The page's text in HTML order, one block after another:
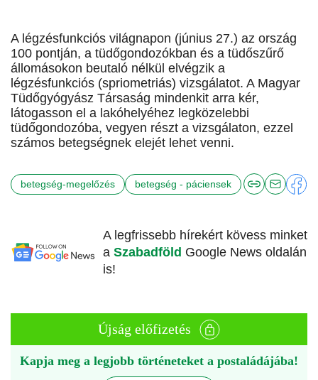
A légzésfunkciós világnapon (június 27.) az ország
100 pontján, a tüdőgondozókban és a tüdőszűrő
állomásokon beutaló nélkül elvégzik a
légzésfunkciós (spriometriás) vizsgálatot. A Magyar
Tüdőgyógyász Társaság mindenkit arra kér,
látogasson el a lakóhelyéhez legközelebbi
tüdőgondozóba, vegyen részt a vizsgálaton, ezzel
számos betegségnek elejét lehet venni.
betegség-megelőzés betegség - páciensek
A legfrissebb hírekért kövess minket
a Szabadföld Google News oldalán
is!
Újság előfizetés
Kapja meg a legjobb történeteket a postaládájába!